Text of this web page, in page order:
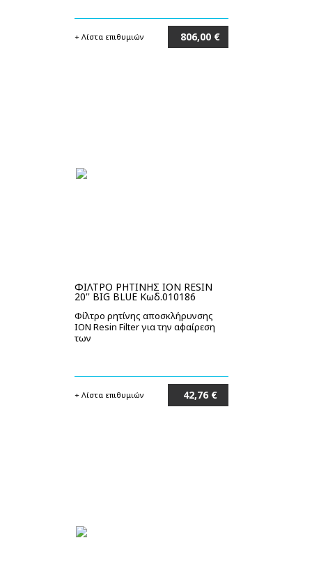
+ Λίστα επιθυμιών 806,00 €
ΦΙΛΤΡΟ ΡΗΤΙΝΗΣ ION RESIN
20'' BIG BLUE Κωδ.010186
Φίλτρο ρητίνης αποσκλήρυνσης
ION Resin Filter για την αφαίρεση
των
+ Λίστα επιθυμιών 42,76 €